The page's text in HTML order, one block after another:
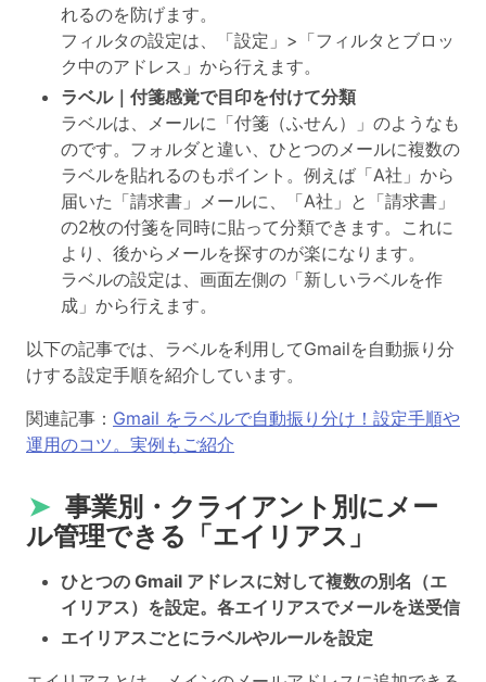
れるのを防げます。
フィルタの設定は、「設定」>「フィルタとブロッ
ク中のアドレス」から行えます。
ラベル｜付箋感覚で目印を付けて分類
ラベルは、メールに「付箋（ふせん）」のようなも
のです。フォルダと違い、ひとつのメールに複数の
ラベルを貼れるのもポイント。例えば「A社」から
届いた「請求書」メールに、「A社」と「請求書」
の2枚の付箋を同時に貼って分類できます。これに
より、後からメールを探すのが楽になります。
ラベルの設定は、画面左側の「新しいラベルを作
成」から行えます。
以下の記事では、ラベルを利用してGmailを自動振り分
けする設定手順を紹介しています。
関連記事： Gmail をラベルで自動振り分け！設定手順や
運用のコツ。実例もご紹介
➤ 事業別・クライアント別にメー
ル管理できる「エイリアス」
ひとつの Gmail アドレスに対して複数の別名（エ
イリアス）を設定。各エイリアスでメールを送受信
エイリアスごとにラベルやルールを設定